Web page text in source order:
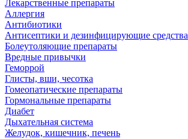
Лекарственные препараты
Аллергия
Антибиотики
Антисептики и дезинфицирующие средства
Болеутоляющие препараты
Вредные привычки
Геморрой
Глисты, вши, чесотка
Гомеопатические препараты
Гормональные препараты
Диабет
Дыхательная система
Желудок, кишечник, печень